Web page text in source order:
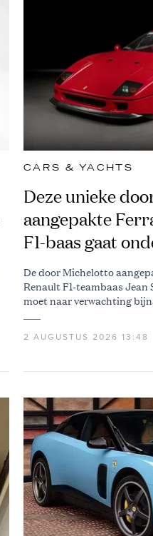
CARS & YACHTS
Deze unieke
aangepakte
F1-baas gaat
De door Michelotto
Renault F1-teambaas Jean
moet naar verwachting
2 AUGUSTUS 2026 13:48